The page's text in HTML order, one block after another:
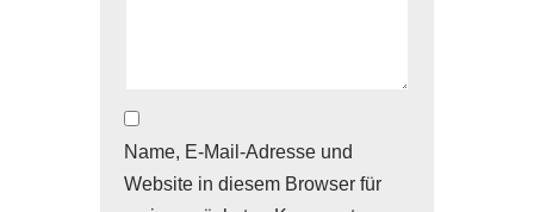
Name, E-Mail-Adresse und
Website in diesem Browser für